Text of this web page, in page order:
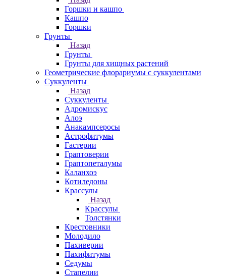
Горшки и кашпо
Кашпо
Горшки
Грунты
Назад
Грунты
Грунты для хищных растений
Геометрические флорариумы с суккулентами
Суккуленты
Назад
Суккуленты
Адромискус
Алоэ
Анакампсеросы
Астрофитумы
Гастерии
Граптоверии
Граптопеталумы
Каланхоэ
Котиледоны
Крассулы
Назад
Крассулы
Толстянки
Крестовники
Молодило
Пахиверии
Пахифитумы
Седумы
Стапелии